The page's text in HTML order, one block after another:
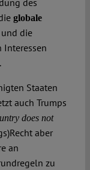
des
globale
die
Staaten
auch Trumps
does not
aber
an
zu